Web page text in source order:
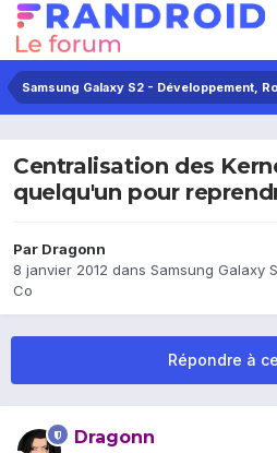
Samsung Galaxy S2 - Développement,
Centralisation des
quelqu'un pour
Par Dragonn
8 janvier 2012 dans Samsung Galaxy
Co
Répondre à
Dragonn